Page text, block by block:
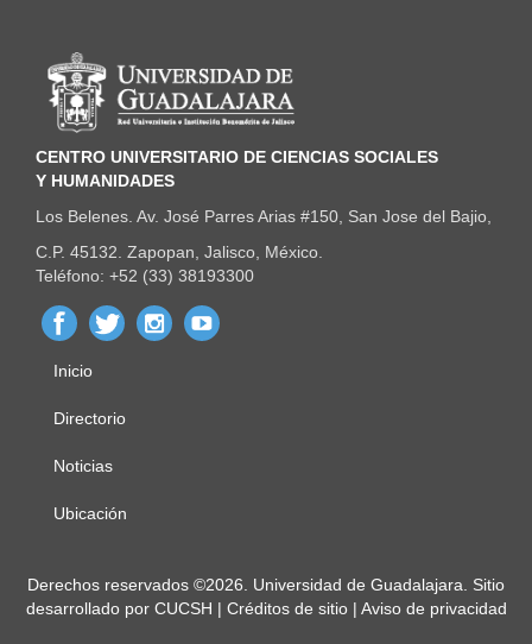
Información del portal
CENTRO UNIVERSITARIO DE CIENCIAS SOCIALES
Y HUMANIDADES
Los Belenes. Av. José Parres Arias #150, San Jose del Bajio,
C.P. 45132. Zapopan, Jalisco, México.
Teléfono: +52 (33) 38193300
Menú
principal
Inicio
Directorio
Noticias
Ubicación
Derechos
Derechos reservados ©2026. Universidad de Guadalajara. Sitio
desarrollado por CUCSH | Créditos de sitio| Aviso de privacidad